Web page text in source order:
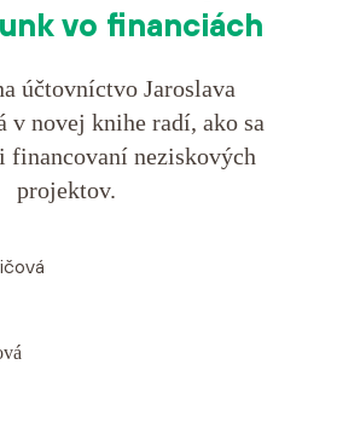
vo financiách
účtovníctvo Jaroslava
v novej knihe radí, ako sa
financovaní neziskových
projektov.